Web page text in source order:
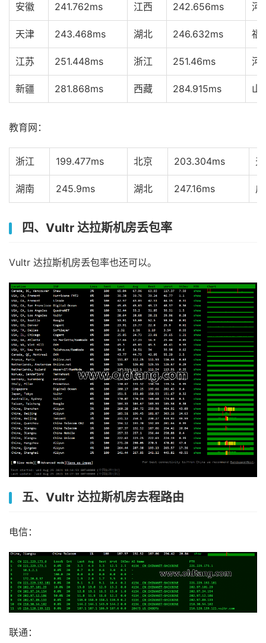
安徽 241.762ms 江西 242.656ms 河
天津 243.468ms 湖北 246.632ms 福
江苏 251.448ms 浙江 251.46ms 河
新疆 281.868ms 西藏 284.915ms 山
教育网：
浙江 199.477ms 北京 203.304ms
湖南 245.9ms 湖北 247.16ms
四、Vultr 达拉斯机房丢包率
Vultr 达拉斯机房丢包率也还可以。
五、Vultr 达拉斯机房去程路由
电信：
联通：